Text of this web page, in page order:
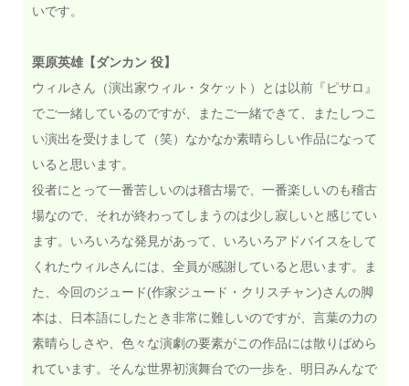
いです。
栗原英雄【ダンカン 役】
ウィルさん（演出家ウィル・タケット）とは以前『ピサロ』
でご一緒しているのですが、またご一緒できて、またしつこ
い演出を受けまして（笑）なかなか素晴らしい作品になって
いると思います。
役者にとって一番苦しいのは稽古場で、一番楽しいのも稽古
場なので、それが終わってしまうのは少し寂しいと感じてい
ます。いろいろな発見があって、いろいろアドバイスをして
くれたウィルさんには、全員が感謝していると思います。ま
た、今回のジュード(作家ジュード・クリスチャン)さんの脚
本は、日本語にしたとき非常に難しいのですが、言葉の力の
素晴らしさや、色々な演劇の要素がこの作品には散りばめら
れています。そんな世界初演舞台での一歩を、明日みんなで